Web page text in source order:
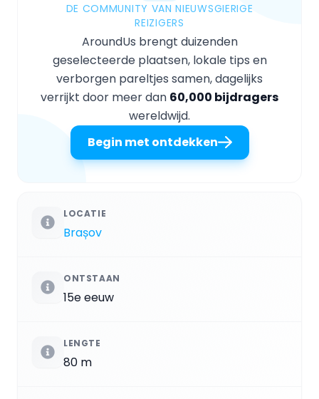
DE COMMUNITY VAN NIEUWSGIERIGE
REIZIGERS
AroundUs brengt duizenden
geselecteerde plaatsen, lokale tips en
verborgen pareltjes samen, dagelijks
verrijkt door meer dan 60,000 bijdragers
wereldwijd.
Begin met ontdekken
LOCATIE
Brașov
ONTSTAAN
15e eeuw
LENGTE
80 m